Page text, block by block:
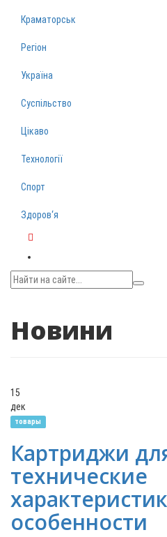
Краматорськ
Регіон
Україна
Суспільство
Цікаво
Технології
Спорт
Здоров‘я
Новини
15
дек
товары
Картриджи
технические
особенности